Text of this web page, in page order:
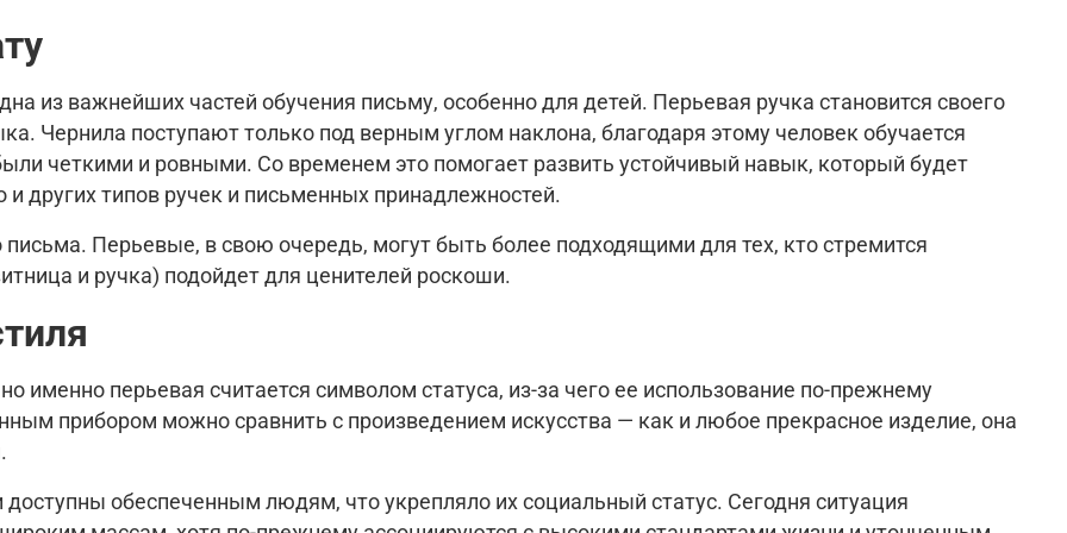
из важнейших частей обучения письму, особенно для детей. Перьевая ручка становится своего
Чернила поступают только под верным углом наклона, благодаря этому человек обучается
четкими и ровными. Со временем это помогает развить устойчивый навык, который будет
и других типов ручек и письменных принадлежностей.
Перьевые, в свою очередь, могут быть более подходящими для тех, кто стремится
и ручка) подойдет для ценителей роскоши.
именно перьевая считается символом статуса, из-за чего ее использование по-прежнему
прибором можно сравнить с произведением искусства — как и любое прекрасное изделие, она
обеспеченным людям, что укрепляло их социальный статус. Сегодня ситуация